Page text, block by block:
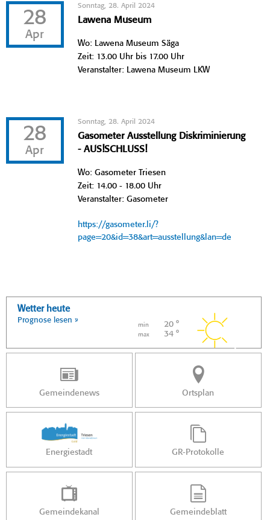
28
Apr
Sonntag, 28. April 2024
Lawena Museum
Wo: Lawena Museum Säga
Zeit: 13.00 Uhr bis 17.00 Uhr
Veranstalter: Lawena Museum LKW
28
Apr
Sonntag, 28. April 2024
Gasometer Ausstellung Diskriminierung
- AUS!SCHLUSS!
Wo: Gasometer Triesen
Zeit: 14.00 - 18.00 Uhr
Veranstalter: Gasometer
https://gasometer.li/?
page=20&id=38&art=ausstellung&lan=de
Wetter heute
Prognose lesen »
min 20 °
max 34 °
Gemeindenews Ortsplan
Energiestadt GR-Protokolle
Gemeindekanal Gemeindeblatt